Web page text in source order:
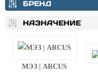
БРЕНД
НАЗНАЧЕНИЕ
МЭЗ | ARCUS